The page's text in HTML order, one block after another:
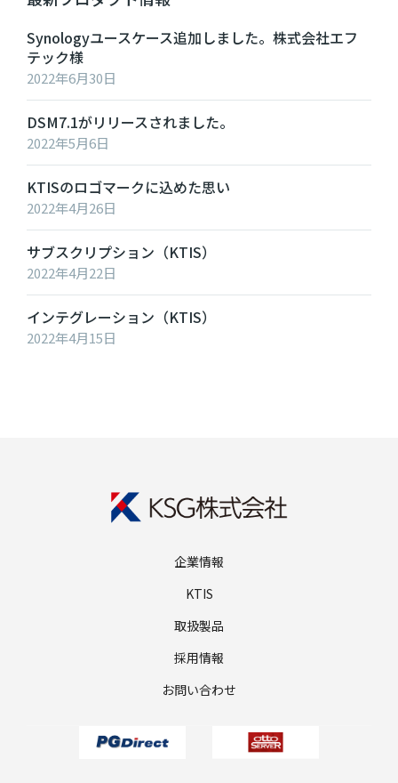
Synologyユースケース追加しました。株式会社エフ
テック様
2022年6月30日
DSM7.1がリリースされました。
2022年5月6日
KTISのロゴマークに込めた思い
2022年4月26日
サブスクリプション（KTIS）
2022年4月22日
インテグレーション（KTIS）
2022年4月15日
企業情報
KTIS
取扱製品
採用情報
お問い合わせ